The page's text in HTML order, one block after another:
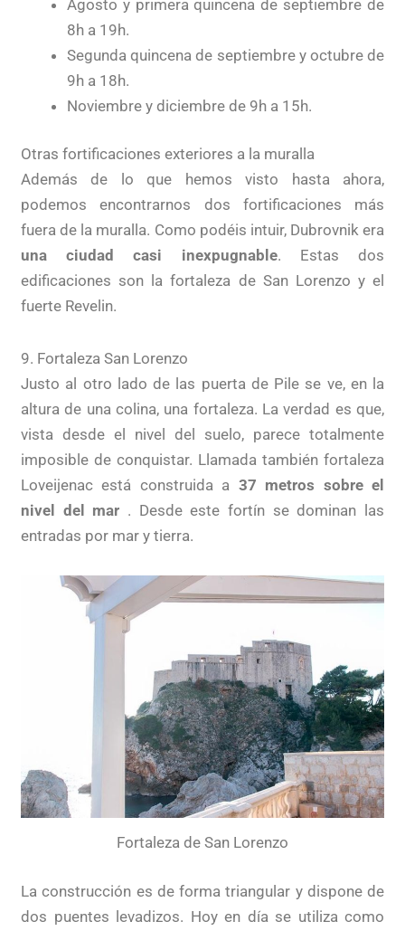
Agosto y primera quincena de septiembre de
8h a 19h.
Segunda quincena de septiembre y octubre de
9h a 18h.
Noviembre y diciembre de 9h a 15h.
Otras fortificaciones exteriores a la muralla
Además de lo que hemos visto hasta ahora,
podemos encontrarnos dos fortificaciones más
fuera de la muralla. Como podéis intuir, Dubrovnik era
una ciudad casi inexpugnable. Estas dos
edificaciones son la fortaleza de San Lorenzo y el
fuerte Revelin.
9. Fortaleza San Lorenzo
Justo al otro lado de las puerta de Pile se ve, en la
altura de una colina, una fortaleza. La verdad es que,
vista desde el nivel del suelo, parece totalmente
imposible de conquistar. Llamada también fortaleza
Loveijenac está construida a 37 metros sobre el
nivel del mar . Desde este fortín se dominan las
entradas por mar y tierra.
Fortaleza de San Lorenzo
La construcción es de forma triangular y dispone de
dos puentes levadizos. Hoy en día se utiliza como